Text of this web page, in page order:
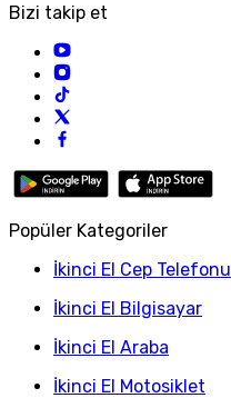
Bizi takip et
Popüler Kategoriler
İkinci El Cep Telefonu
İkinci El Bilgisayar
İkinci El Araba
İkinci El Motosiklet